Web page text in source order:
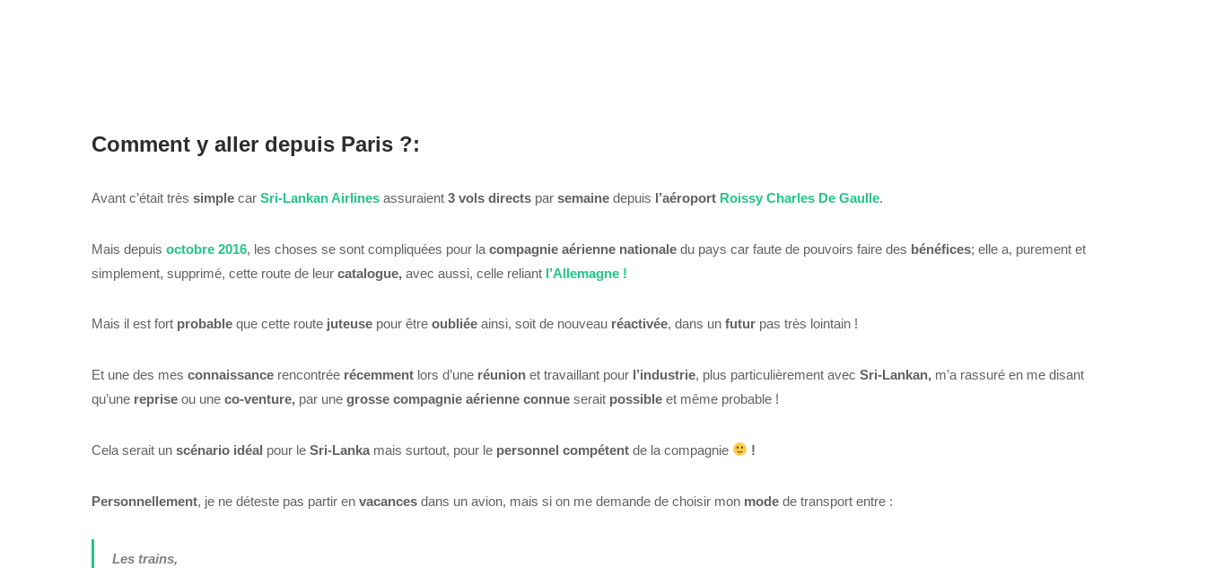
Comment y aller depuis Paris ?:
Avant c’était très simple car Sri-Lankan Airlines assuraient 3 vols directs par semaine depuis l’aéroport Roissy Charles De Gaulle.
Mais depuis octobre 2016, les choses se sont compliquées pour la compagnie aérienne nationale du pays car faute de pouvoirs faire des bénéfices; elle a, purement et
simplement, supprimé, cette route de leur catalogue, avec aussi, celle reliant l’Allemagne !
Mais il est fort probable que cette route juteuse pour être oubliée ainsi, soit de nouveau réactivée, dans un futur pas très lointain !
Et une des mes connaissance rencontrée récemment lors d’une réunion et travaillant pour l’industrie, plus particulièrement avec Sri-Lankan, m’a rassuré en me disant
qu’une reprise ou une co-venture, par une grosse compagnie aérienne connue serait possible et même probable !
Cela serait un scénario idéal pour le Sri-Lanka mais surtout, pour le personnel compétent de la compagnie !
Personnellement, je ne déteste pas partir en vacances dans un avion, mais si on me demande de choisir mon mode de transport entre :
Les trains,